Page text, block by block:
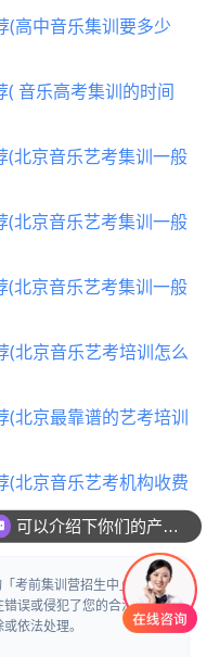
(高中音乐集训要多少
音乐高考集训的时间
(北京音乐艺考集训一般
(北京音乐艺考集训一般
(北京音乐艺考集训一般
(北京音乐艺考培训怎么
(北京最靠谱的艺考培训
(北京音乐艺考机构收费
考前集训营招生中」》文章
误或侵犯了您的合法权
依法处理。
可以介绍下你们的产品么
你们是怎么收费的呢